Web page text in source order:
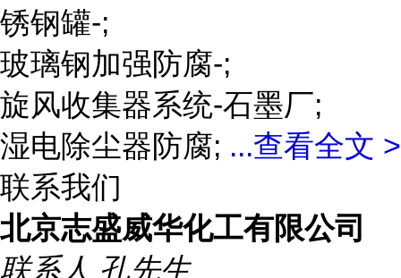
锈钢罐-;
玻璃钢加强防腐-;
旋风收集器系统-石墨厂;
湿电除尘器防腐; ...查看全文 >
联系我们
北京志盛威华化工有限公司
联系人 孔先生